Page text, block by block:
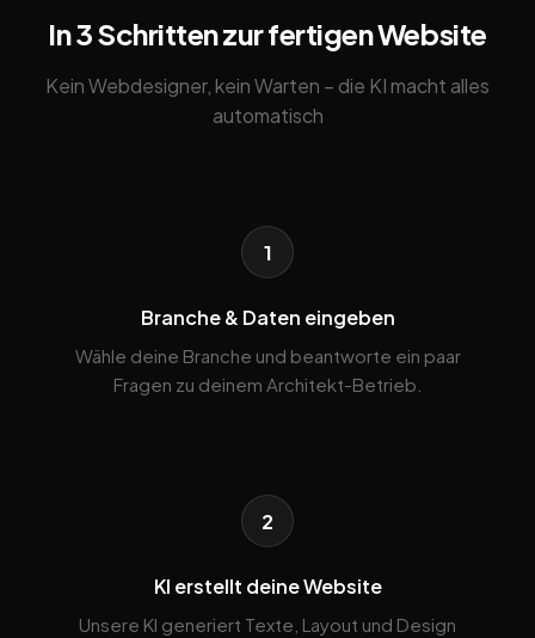
In 3 Schritten zur fertigen Website
Kein Webdesigner, kein Warten – die KI macht alles
automatisch
1
Branche & Daten eingeben
Wähle deine Branche und beantworte ein paar
Fragen zu deinem Architekt-Betrieb.
2
KI erstellt deine Website
Unsere KI generiert Texte, Layout und Design